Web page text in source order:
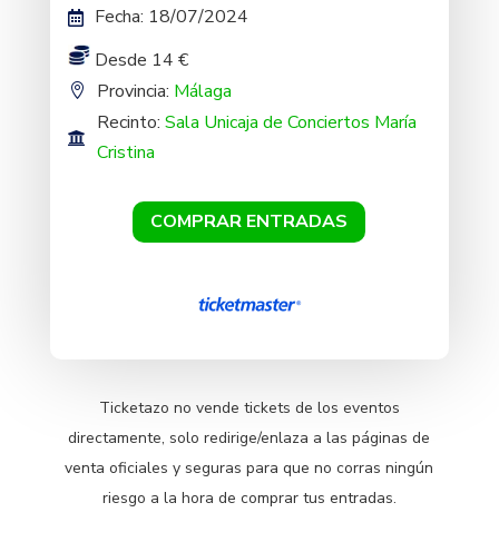
Fecha: 18/07/2024
Desde 14 €
Provincia: Málaga
Recinto: Sala Unicaja de Conciertos María
Cristina
COMPRAR ENTRADAS
Ticketazo no vende tickets de los eventos
directamente, solo redirige/enlaza a las páginas de
venta oficiales y seguras para que no corras ningún
riesgo a la hora de comprar tus entradas.